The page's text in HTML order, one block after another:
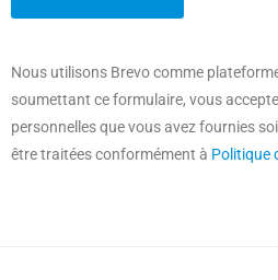
Nous utilisons Brevo comme
soumettant ce formulaire, vous
personnelles que vous avez fournies
être traitées conformément à Politique